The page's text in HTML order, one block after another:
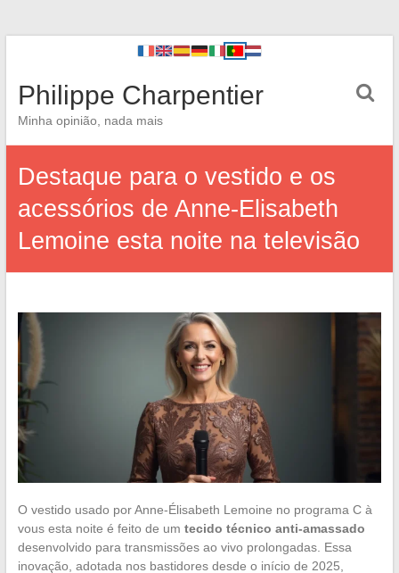
Philippe Charpentier
Minha opinião, nada mais
Destaque para o vestido e os
acessórios de Anne-Elisabeth
Lemoine esta noite na televisão
O vestido usado por Anne-Élisabeth Lemoine no programa C à
vous esta noite é feito de um tecido técnico anti-amassado
desenvolvido para transmissões ao vivo prolongadas. Essa
inovação, adotada nos bastidores desde o início de 2025,